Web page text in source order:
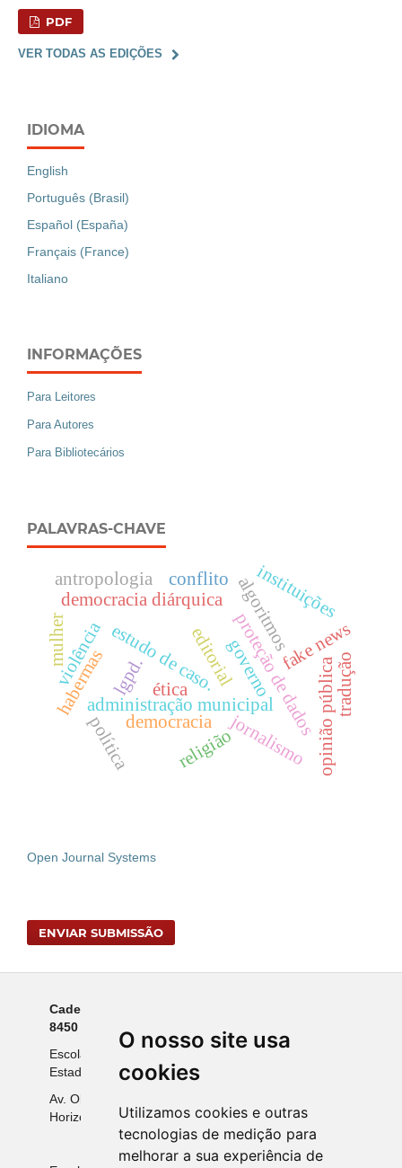
O nosso site usa
cookies
Utilizamos cookies e outras
tecnologias de medição para
melhorar a sua experiência de
PDF
VER TODAS AS EDIÇÕES
IDIOMA
English
Português (Brasil)
Español (España)
Français (France)
Italiano
INFORMAÇÕES
Para Leitores
Para Autores
Para Bibliotecários
PALAVRAS-CHAVE
editorial
lgpd.
administração municipalproteção de dados
estudo de caso. fake news
jornalismo
democracia
democracia diárquica
opinião pública
governo
algoritmos
instituições
habermas
religião
tradução
conflito
ética
violência
política
mulher
antropologia
Open Journal Systems
ENVIAR SUBMISSÃO
Cadernos da Escola do Legislativo - ISSN 1676-
8450 - eISSN 2595-4539.
Escola do Legislativo da Assembleia Legislativa do
Estado de Minas Gerais
Av. Olegário Maciel, 2161, Bairro Lourdes, Belo
Horizonte-MG, CEP 30190-921